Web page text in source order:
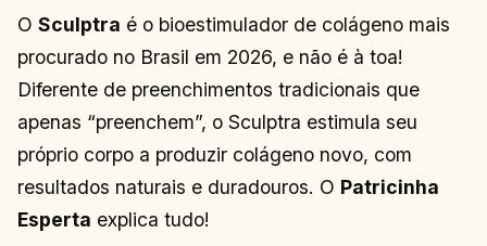
O Sculptra é o bioestimulador de colágeno mais
procurado no Brasil em 2026, e não é à toa!
Diferente de preenchimentos tradicionais que
apenas “preenchem”, o Sculptra estimula seu
próprio corpo a produzir colágeno novo, com
resultados naturais e duradouros. O Patricinha
Esperta explica tudo!